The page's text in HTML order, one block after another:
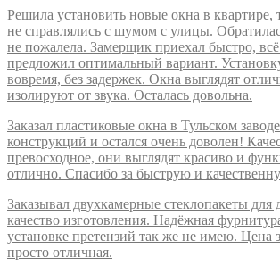
Решила установить новые окна в квартире,
не справлялись с шумом с улицы.
не пожалела. Замерщик приехал быстро,
предложил оптимальный вариант.
вовремя, без задержек. Окна выглядят
изолируют от звука. Осталась довольна.
Заказал пластиковые окна в Тульском
конструкций и остался очень доволен!
превосходное, они выглядят красиво и
отлично. Спасибо за быструю и
Заказывал двухкамерные стеклопакеты для
качество изготовления. Надёжная
установке претензий так же не имею. Цена
просто отличная.